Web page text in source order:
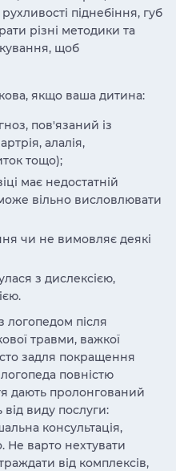
піднебіння, губ
різні методики та
щоб
якщо ваша дитина:
пов'язаний із
алалія,
тощо);
має недостатній
вільно висловлювати
чи не вимовляє деякі
з дислексією,
логопедом після
травми, важкої
задля покращення
повністю
дають пролонгований
від виду послуги:
консультація,
Не варто нехтувати
від комплексів,